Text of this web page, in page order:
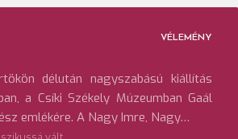
VÉLEMÉNY
délután nagyszabású kiállítás
a Csíki Székely Múzeumban Gaál
emlékére. A Nagy Imre, Nagy…